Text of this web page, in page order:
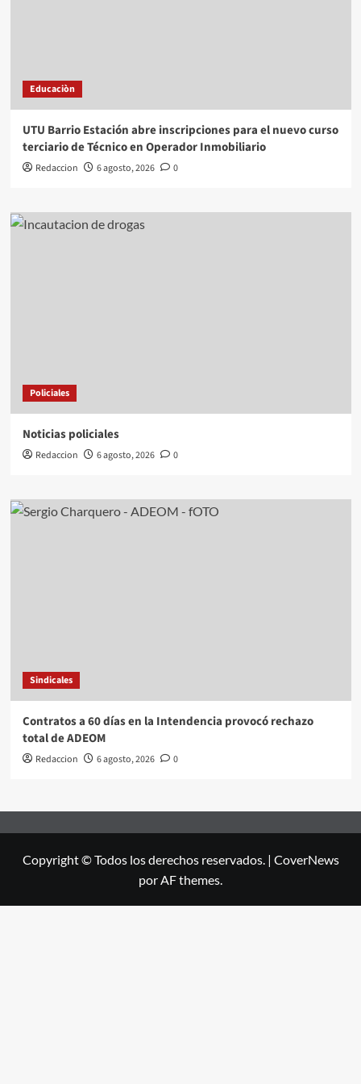
Educaciòn
UTU Barrio Estación abre inscripciones para el nuevo curso
terciario de Técnico en Operador Inmobiliario
Redaccion 6 agosto, 2026 0
Policiales
Noticias policiales
Redaccion 6 agosto, 2026 0
Sindicales
Contratos a 60 días en la Intendencia provocó rechazo
total de ADEOM
Redaccion 6 agosto, 2026 0
Copyright © Todos los derechos reservados. | CoverNews
por AF themes.